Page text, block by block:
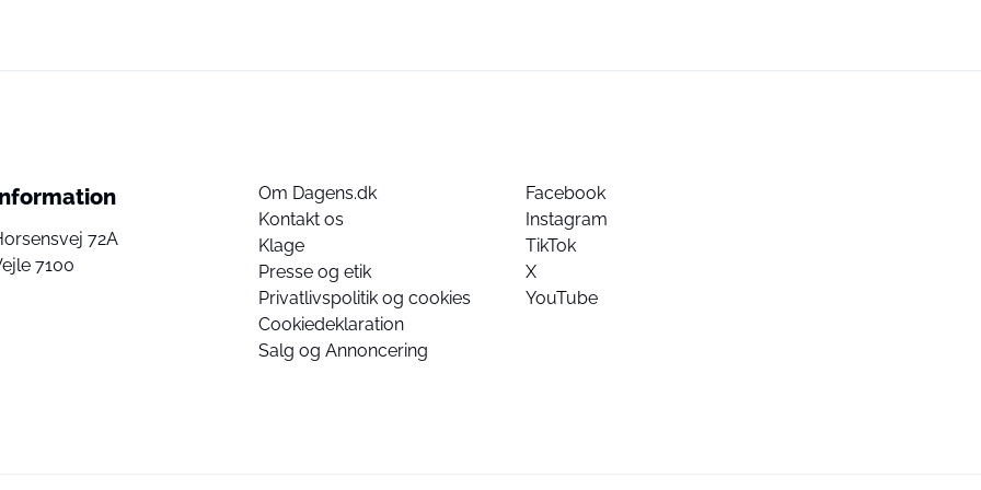
72A
7100
Om Dagens.dk
Kontakt os
Klage
Presse og etik
Privatlivspolitik og cookies
Cookiedeklaration
Salg og Annoncering
Facebook
Instagram
TikTok
X
YouTube